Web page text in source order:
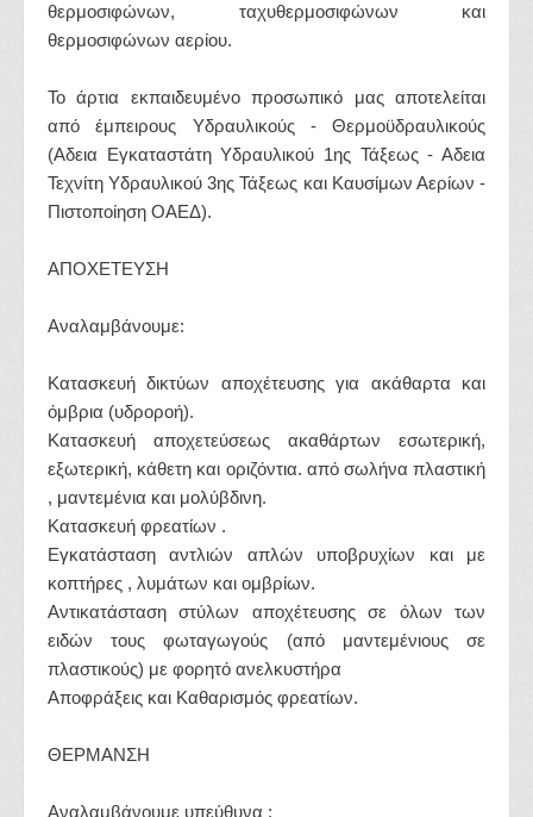
θερμοσιφώνων, ταχυθερμοσιφώνων και
θερμοσιφώνων αερίου.
Το άρτια εκπαιδευμένο προσωπικό μας αποτελείται
από έμπειρους Υδραυλικούς - Θερμοϋδραυλικούς
(Αδεια Εγκαταστάτη Υδραυλικού 1ης Τάξεως - Αδεια
Τεχνίτη Υδραυλικού 3ης Τάξεως και Καυσίμων Αερίων -
Πιστοποίηση ΟΑΕΔ).
ΑΠΟΧΕΤΕΥΣΗ
Αναλαμβάνουμε:
Κατασκευή δικτύων αποχέτευσης για ακάθαρτα και
όμβρια (υδροροή).
Κατασκευή αποχετεύσεως ακαθάρτων εσωτερική,
εξωτερική, κάθετη και οριζόντια. από σωλήνα πλαστική
, μαντεμένια και μολύβδινη.
Κατασκευή φρεατίων .
Εγκατάσταση αντλιών απλών υποβρυχίων και με
κοπτήρες , λυμάτων και ομβρίων.
Αντικατάσταση στύλων αποχέτευσης σε όλων των
ειδών τους φωταγωγούς (από μαντεμένιους σε
πλαστικούς) με φορητό ανελκυστήρα
Αποφράξεις και Καθαρισμός φρεατίων.
ΘΕΡΜΑΝΣΗ
Αναλαμβάνουμε υπεύθυνα :